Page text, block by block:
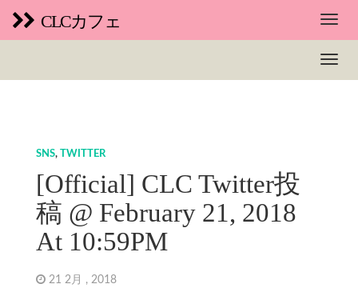
CLCカフェ
SNS, TWITTER
[Official] CLC Twitter投
稿 @ February 21, 2018
At 10:59PM
21 2月 , 2018